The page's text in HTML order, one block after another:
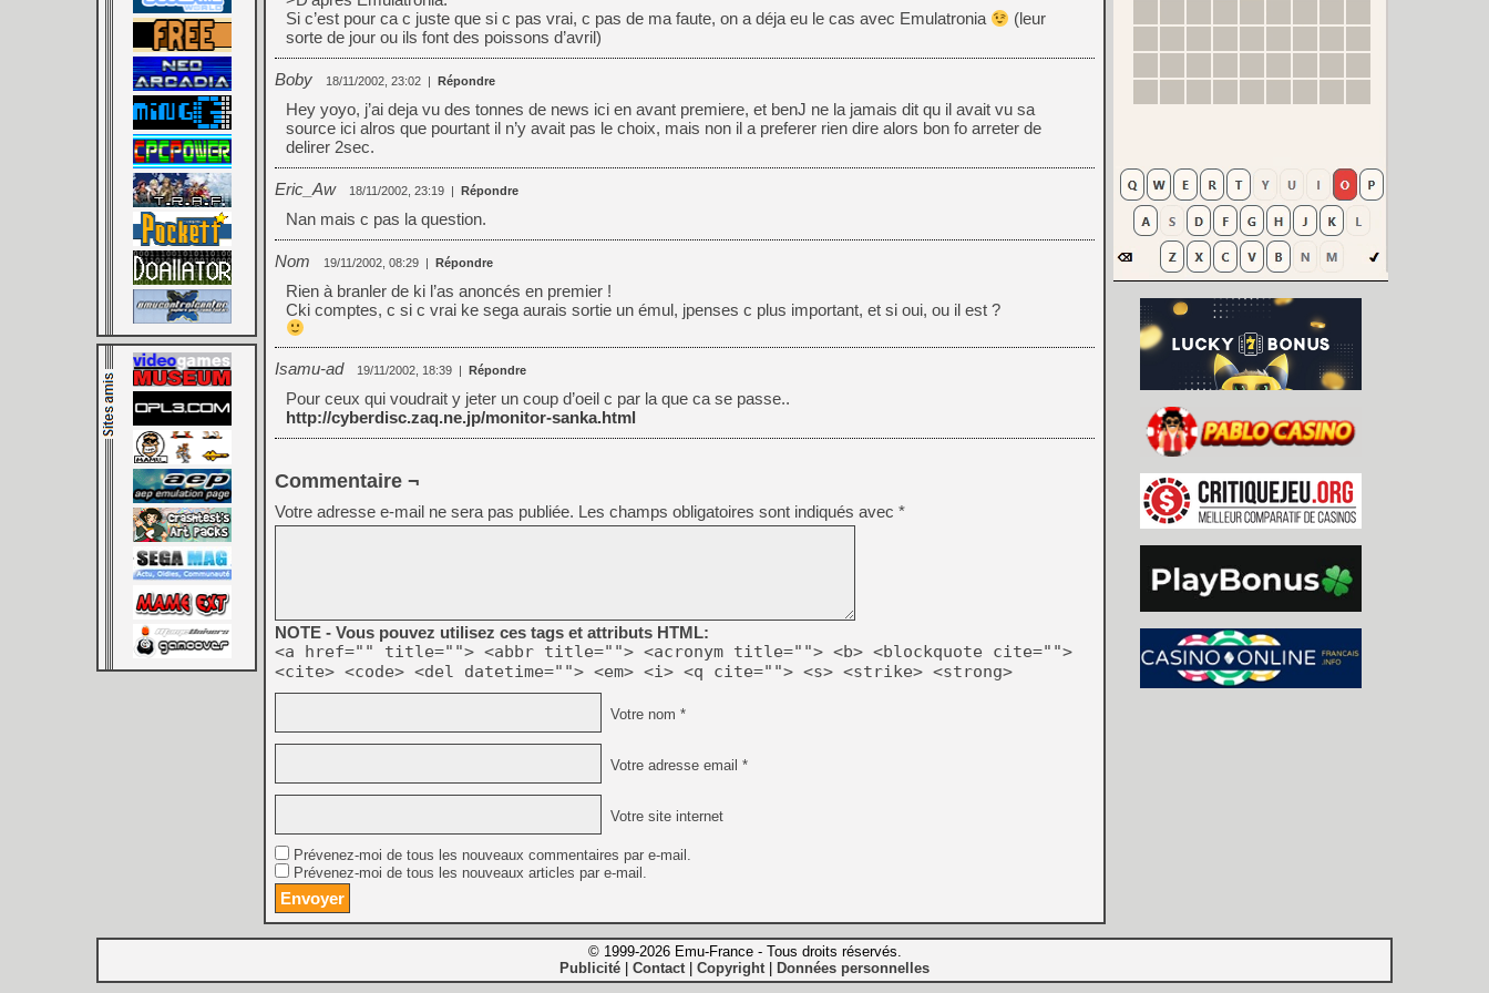
Si c’est pour ca c juste que si c pas vrai, c pas de ma faute, on a déja eu le cas avec Emulatronia
(leur
sorte de jour ou ils font des poissons d’avril)
Boby 18/11/2002, 23:02 | Répondre
Hey yoyo, j’ai deja vu des tonnes de news ici en avant premiere, et benJ ne la jamais dit qu il avait vu sa
source ici alros que pourtant il n’y avait pas le choix, mais non il a preferer rien dire alors bon fo arreter de
delirer 2sec.
Eric_Aw 18/11/2002, 23:19 | Répondre
Nan mais c pas la question.
Nom 19/11/2002, 08:29 | Répondre
Rien à branler de ki l’as anoncés en premier !
Cki comptes, c si c vrai ke sega aurais sortie un émul, jpenses c plus important, et si oui, ou il est ?
Isamu-ad 19/11/2002, 18:39 | Répondre
Pour ceux qui voudrait y jeter un coup d’oeil c par la que ca se passe..
http://cyberdisc.zaq.ne.jp/monitor-sanka.html
Commentaire ¬
Votre adresse e-mail ne sera pas publiée. Les champs obligatoires sont indiqués avec *
NOTE - Vous pouvez utilisez ces tags et attributs HTML:
<a href="" title=""> <abbr title=""> <acronym title=""> <b> <blockquote cite="">
<cite> <code> <del datetime=""> <em> <i> <q cite=""> <s> <strike> <strong>
Votre nom *
Votre adresse email *
Votre site internet
Prévenez-moi de tous les nouveaux commentaires par e-mail.
Prévenez-moi de tous les nouveaux articles par e-mail.
© 1999-2026 Emu-France - Tous droits réservés.
Publicité Contact| Copyright| Données personnelles